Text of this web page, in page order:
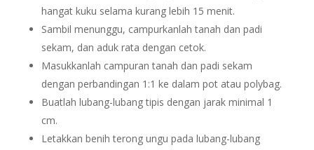
hangat kuku selama kurang lebih 15 menit.
Sambil menunggu, campurkanlah tanah dan padi
sekam, dan aduk rata dengan cetok.
Masukkanlah campuran tanah dan padi sekam
dengan perbandingan 1:1 ke dalam pot atau polybag.
Buatlah lubang-lubang tipis dengan jarak minimal 1
cm.
Letakkan benih terong ungu pada lubang-lubang